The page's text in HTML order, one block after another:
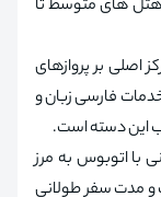
هتل‌ های متوسط تا
اصلی بر پروازهای
فارسی‌ زبان و
این دسته است.
با اتوبوس به مرز
و مدت سفر طولانی‌